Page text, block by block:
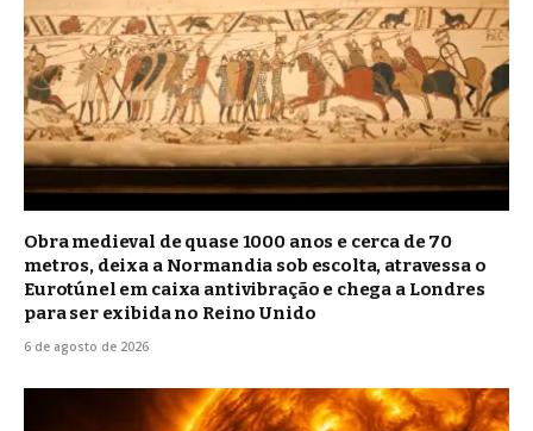
Obra medieval de quase 1000 anos e cerca de 70
metros, deixa a Normandia sob escolta, atravessa o
Eurotúnel em caixa antivibração e chega a Londres
para ser exibida no Reino Unido
6 de agosto de 2026